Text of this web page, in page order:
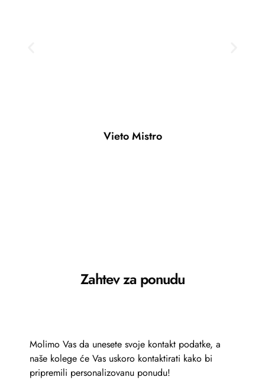
Vieto Mistro
Zahtev za ponudu
Molimo Vas da unesete svoje kontakt podatke, a
naše kolege će Vas uskoro kontaktirati kako bi
pripremili personalizovanu ponudu!